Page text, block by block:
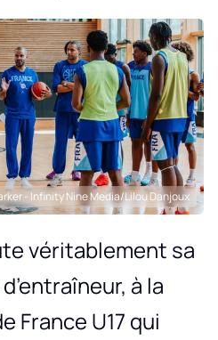
- Infinity Nine Media/Lilou Danjoux
véritablement sa
à la
France U17 qui